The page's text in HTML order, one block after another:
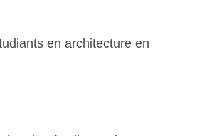
en architecture en